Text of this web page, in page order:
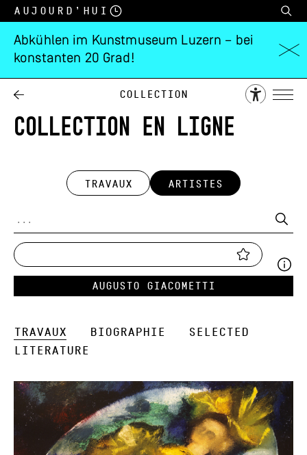
Aujourd’hui
Abkühlen im Kunstmuseum Luzern – bei
konstanten 20 Grad!
Collection
COLLECTION EN LIGNE
TRAVAUX ARTISTES
Augusto Giacometti
Travaux Biographie
Selected
Literature